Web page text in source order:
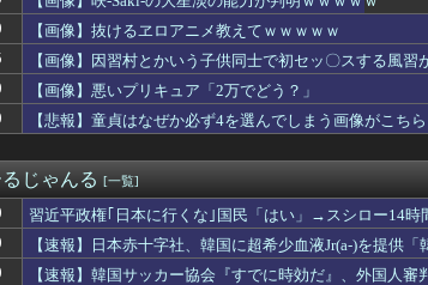
子プロゴルファー馬場咲希(175cm)選手、ガチででかすぎる
市同時花火大会】花火大会は本当に開催されるのか…ＨＰで
｢日本に行くな｣国民「はい」→スシロー14時間待ちｗ
枯渇したロシアが山賊の真似事を開始、金銀貴金属じゃな
見沙織のフルコースが楽しめるアニメ発見される
】 広島記念公園を追い出された左翼さん、流石にキモすぎ
子がいるネトゲ仲間にSwitchを譲った。それから数年後、
って脳幹を摘出された女性､重篤な植物状態だが､意識は正
犬の群れに襲われた男性、とんでもない方法で制圧するｗ
球観戦女子さん、えちえちダンスのシコリティが高すぎた
とペルソナのえちえちコラボ、実装キャラ発表ｗｗｗ
大生、キャバ嬢とバトル「キャバ嬢はパチのクソ台」→X
【画像】抜けるヱロアニメ教えてｗｗｗｗｗ
【画像】因習村とかいう子供同士で初セッ〇スする風習
【画像】悪いプリキュア「2万でどう？」
【悲報】童貞はなぜか必ず4を選んでしまう画像がこち
じゃんる [一覧]
習近平政権｢日本に行くな｣国民「はい」→スシロー14時
【速報】日本赤十字社、韓国に超希少血液Jr(a-)を提供
【速報】韓国サッカー協会『すでに時効だ』、外国人